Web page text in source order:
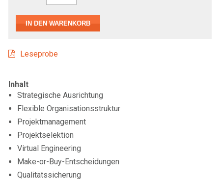
Leseprobe
Inhalt
Strategische Ausrichtung
Flexible Organisationsstruktur
Projektmanagement
Projektselektion
Virtual Engineering
Make-or-Buy-Entscheidungen
Qualitätssicherung